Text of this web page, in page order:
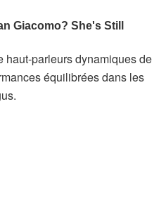
haut-parleurs dynamiques de
équilibrées dans les